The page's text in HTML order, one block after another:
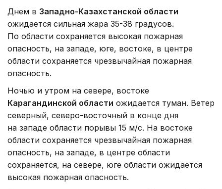
Днем в Западно-Казахстанской области
ожидается сильная жара 35-38 градусов.
По области сохраняется высокая пожарная
опасность, на западе, юге, востоке, в центре
области сохраняется чрезвычайная пожарная
опасность.
Ночью и утром на севере, востоке
Карагандинской области ожидается туман. Ветер
северный, северо-восточный в конце дня
на западе области порывы 15 м/с. На востоке
области сохраняется чрезвычайная пожарная
опасность, на западе, в центре области
сохраняется, на севере, юге области ожидается
высокая пожарная опасность.